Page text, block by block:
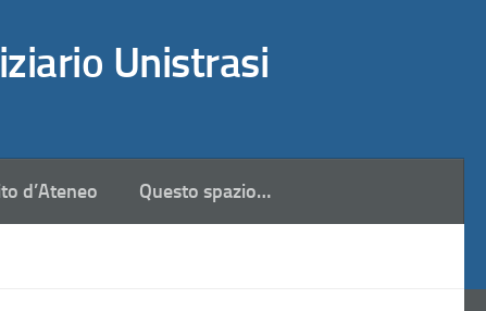
Unistrasi
d’Ateneo Questo spazio…